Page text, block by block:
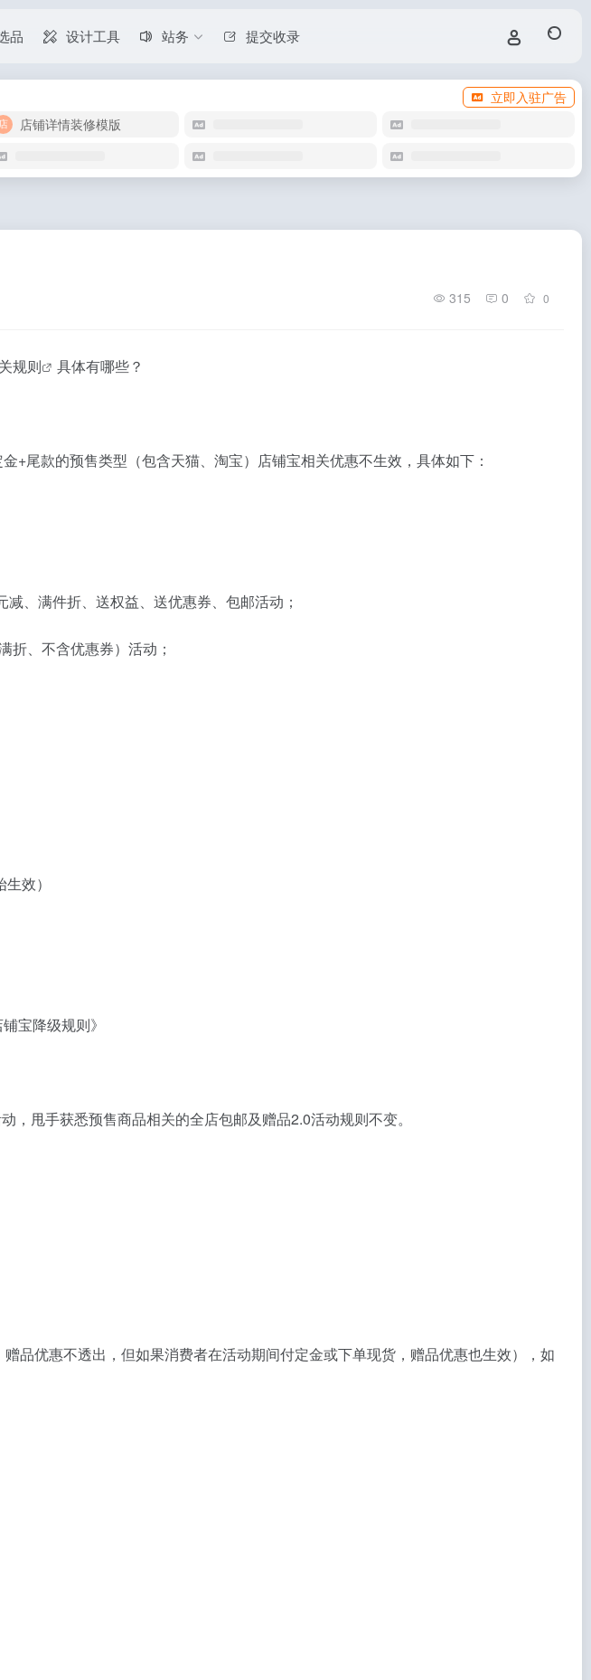
品 设计工具 站务 提交收录
立即入驻广告
店铺详情装修模版
315 0 0
规则 具体有哪些？
尾款的预售类型（包含天猫、淘宝）店铺宝相关优惠不生效，具体如下：
、满件折、送权益、送优惠券、包邮活动；
折、不含优惠券）活动；
效）
宝降级规则》
，甩手获悉预售商品相关的全店包邮及赠品2.0活动规则不变。
品优惠不透出，但如果消费者在活动期间付定金或下单现货，赠品优惠也生效），如